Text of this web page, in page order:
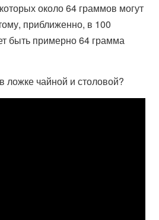
около 64 граммов могут
приближенно, в 100
быть примерно 64 грамма
ложке чайной и столовой?